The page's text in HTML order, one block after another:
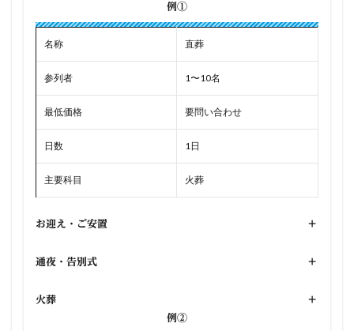
例①
名称 直葬
参列者 1〜10名
最低価格 要問い合わせ
日数 1日
主要科目 火葬
お迎え・ご安置 +
通夜・告別式 +
火葬
+
例②